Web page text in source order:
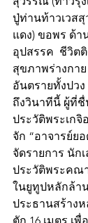
ปู่ท่านท้าวเวส
แดง) ขอพร ด้า
อุปสรรค  ชีวิต
สุขภาพร่างกา
อันตรายทั้งปวง
ถึงวินาทีนี้ ผู้ที่ชื่
ประวัติพระเกจิ
จัก “อาจารย์ย
จัดรายการ นัก
ประวัติพระคณ
ในยูทูปหลักล้า
ประธานสร้าง